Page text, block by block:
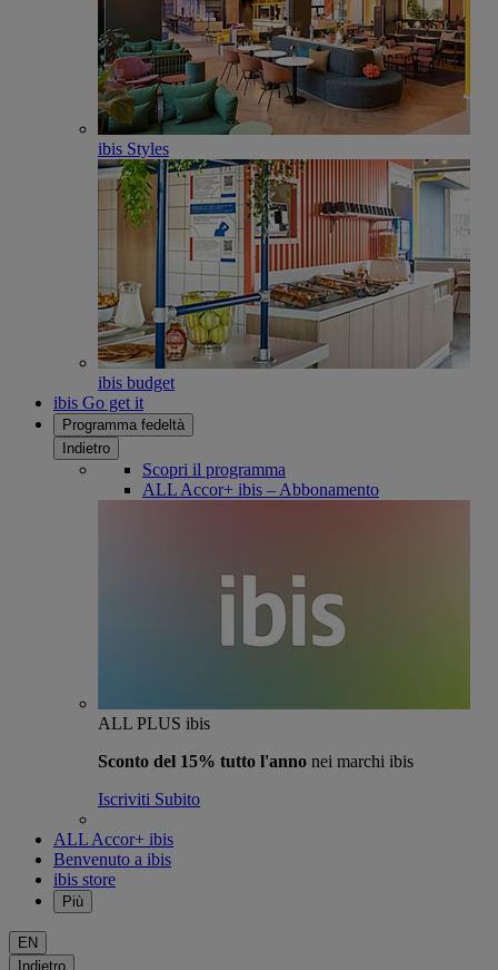
ibis Styles
ibis budget
ibis Go get it
Programma fedeltà
Indietro
Scopri il programma
ALL Accor+ ibis – Abbonamento
ALL PLUS ibis
Sconto del 15% tutto l'anno nei marchi ibis
Iscriviti Subito
ALL Accor+ ibis
Benvenuto a ibis
ibis store
Più
EN
Indietro